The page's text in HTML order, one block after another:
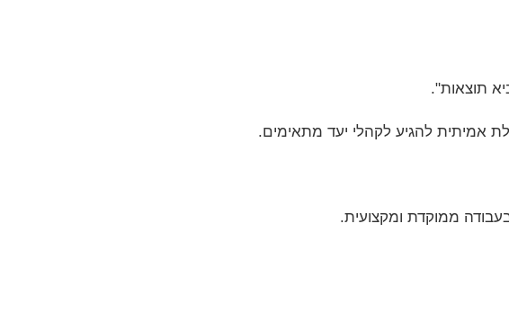
תוצאות".
אמיתית להגיע לקהלי יעד מתאימים.
ממוקדת ומקצועית.